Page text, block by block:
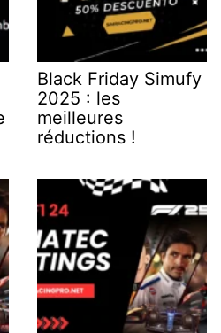
Black Friday Simufy
2025 : les
meilleures
réductions !